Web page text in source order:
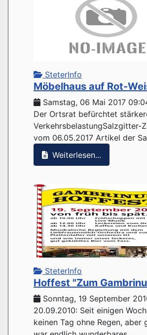
SteterInfo
Möbelhaus auf Rot-
Samstag, 06 Mai 2017
Der Ortsrat befürchtet
VerkehrsbelastungSalzgitter-
vom 06.05.2017 Artikel der
Weiterlesen...
SteterInfo
Hoffest "Zum
Sonntag, 19 September
20.09.2010: Seit einigen
keinen Tag ohne Regen, aber